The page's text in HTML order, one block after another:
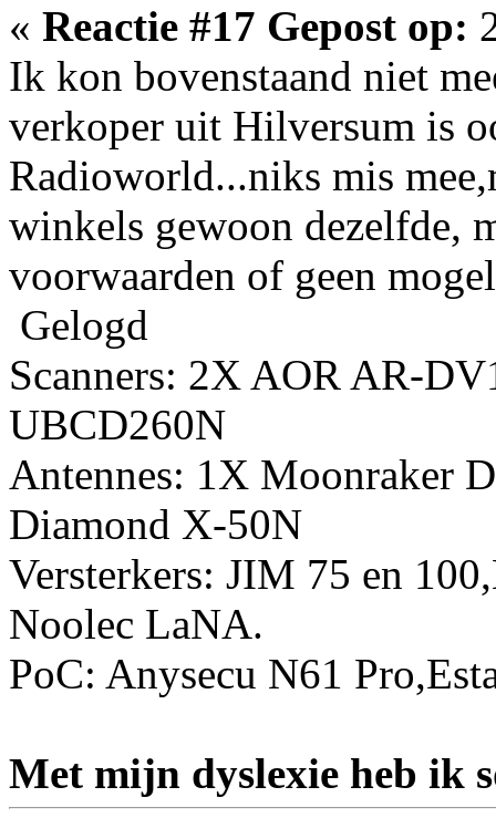
« Reactie #17 Gepost op:
Ik kon bovenstaand niet
verkoper uit Hilversum is
Radioworld...niks mis
winkels gewoon dezelfde,
voorwaarden of geen
Gelogd
Scanners: 2X AOR AR-
UBCD260N
Antennes: 1X Moonraker
Diamond X-50N
Versterkers: JIM 75 en
Noolec LaNA.
PoC: Anysecu N61
Met mijn dyslexie heb ik